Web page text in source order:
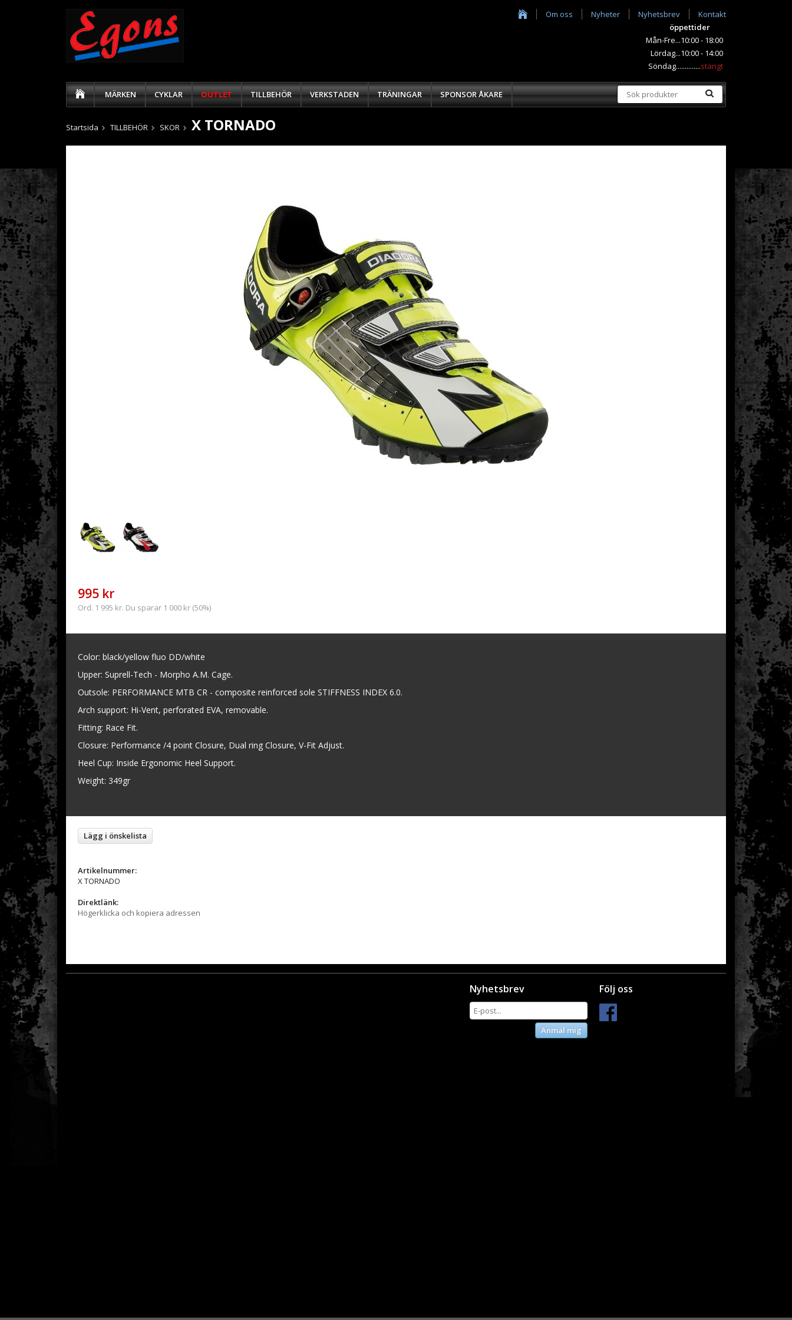
Om oss Nyheter Nyhetsbrev
Kontakt
öppettider
Mån-Fre...10:00 - 18:00
Lördag...10:00 - 14:00
Söndag..............stängt
MÄRKEN CYKLAR OUTLET TILLBEHÖR VERKSTADEN TRÄNINGAR SPONSOR ÅKARE
Startsida TILLBEHÖR SKOR X TORNADO
995 kr
Ord. 1 995 kr. Du sparar 1 000 kr (50%)
Color: black/yellow fluo DD/white
Upper: Suprell-Tech - Morpho A.M. Cage.
Outsole: PERFORMANCE MTB CR - composite reinforced sole STIFFNESS INDEX 6.0.
Arch support: Hi-Vent, perforated EVA, removable.
Fitting: Race Fit.
Closure: Performance /4 point Closure, Dual ring Closure, V-Fit Adjust.
Heel Cup: Inside Ergonomic Heel Support.
Weight: 349gr
Lägg i önskelista
Artikelnummer:
X TORNADO
Direktlänk:
Högerklicka och kopiera adressen
Följ oss
Nyhetsbrev
Anmäl mig